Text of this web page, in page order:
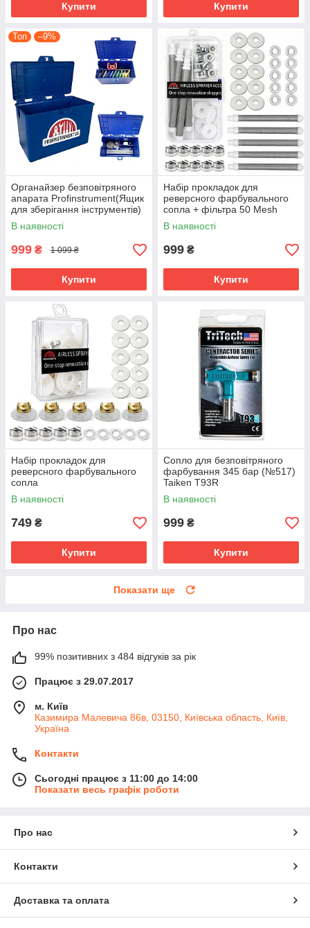
Купити Купити
Топ –9%
Органайзер безповітряного
апарата Profinstrument(Ящик
для зберігання інструментів)
В наявності
999 ₴ 1 099 ₴
Купити
Набір прокладок для
реверсного фарбувального
сопла + фільтра 50 Mesh
В наявності
999 ₴
Купити
Набір прокладок для
реверсного фарбувального
сопла
В наявності
749 ₴
Купити
Сопло для безповітряного
фарбування 345 бар (№517)
Taiken T93R
В наявності
999 ₴
Купити
Показати ще
Про нас
99% позитивних з 484 відгуків за рік
Працює з 29.07.2017
м. Київ
Казимира Малевича 86в, 03150, Київська область, Київ,
Україна
Контакти
Сьогодні працює з 11:00 до 14:00
Показати весь графік роботи
Про нас
Контакти
Доставка та оплата